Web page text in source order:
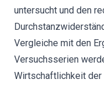
untersucht und den
Vergleiche mit den
Versuchsserien
Wirtschaftlichkeit